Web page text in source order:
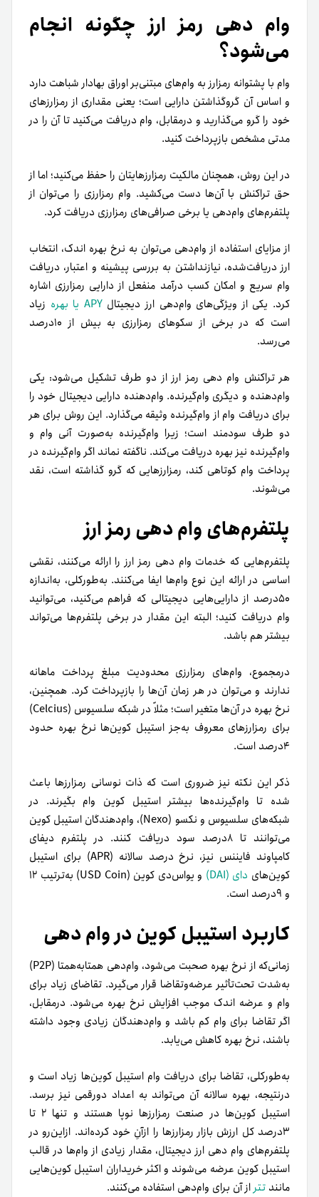
وام دهی رمز ارز چگونه انجام
می‌شود؟
وام با پشتوانه رمزارز به وام‌های مبتنی‌بر اوراق بهادار شباهت دارد
و اساس آن گرو‌گذاشتن دارایی است؛ یعنی مقداری از رمزارزهای
خود را گرو می‌گذارید و در‌مقابل، وام دریافت می‌کنید تا آن را در
مدتی مشخص بازپرداخت کنید.
در این روش، همچنان مالکیت رمزارزهایتان را حفظ می‌کنید؛ اما از
حق تراکنش با آن‌ها دست می‌کشید. وام رمزارزی را می‌توان از
پلتفرم‌های وام‌دهی یا برخی صرافی‌های رمز‌ارزی دریافت کرد.
از مزایای استفاده از وام‌دهی می‌توان به نرخ بهره اندک، انتخاب
ارز دریافت‌شده، نیازنداشتن به بررسی پیشینه و اعتبار، دریافت
وام سریع و امکان کسب درآمد منفعل از دارایی رمزارزی اشاره
کرد. یکی از ویژگی‌های وام‌دهی ارز دیجیتالAPY یا بهره
زیاد
است که در برخی از سکوهای رمزارزی به بیش از ۱۰درصد
می‌رسد.
هر تراکنش وام دهی رمز ارز از دو طرف تشکیل می‌شود: یکی
وام‌دهنده و دیگری وام‌گیرنده. وام‌دهنده دارایی دیجیتال خود را
برای دریافت وام از وام‌گیرنده وثیقه می‌گذارد. این روش برای هر
دو طرف سودمند است؛ زیرا وام‌گیرنده به‌صورت آنی وام و
وام‌گیرنده نیز بهره دریافت می‌کند. ناگفته نماند اگر وام‌گیرنده در
پرداخت وام کوتاهی کند، رمزارزهایی که گرو گذاشته است، نقد
می‌شوند.
پلتفرم‌های وام دهی رمز ارز
پلتفرم‌هایی که خدمات وام دهی رمز ارز را ارائه می‌کنند، نقشی
اساسی در ارائه این نوع وام‌ها ایفا می‌کنند. به‌طورکلی، به‌اندازه
۵۰درصد از دارایی‌هایی دیجیتالی که فراهم می‌کنید، می‌توانید
وام دریافت کنید؛ البته این مقدار در برخی پلتفرم‌ها می‌تواند
بیشتر هم باشد.
درمجموع، وام‌های رمزارزی محدودیت مبلغ پرداخت ماهانه
ندارند و می‌توان در هر زمان آن‌ها را بازپرداخت کرد. همچنین،
نرخ بهره در آن‌ها متغیر است؛ مثلاً در شبکه سلسیوس (Celcius)
برای رمزارزهای معروف به‌جز استیبل کوین‌ها نرخ بهره حدود
۴درصد است.
ذکر این نکته نیز ضروری است که ذات نوسانی رمزارزها باعث
شده تا وام‌گیرنده‌ها بیشتر استیبل کوین وام بگیرند. در
شبکه‌های سلسیوس و نکسو (Nexo)، وام‌دهندگان استیبل کوین
می‌توانند تا ۸درصد سود دریافت کنند. در پلتفرم دیفای
کامپاوند فایننس نیز، نرخ درصد سالانه (APR) برای استیبل
کوین‌های دای (DAI)
و یو‌اس‌دی کوین (USD Coin) به‌ترتیب ۱۲
و ۹درصد است.
کاربرد استیبل کوین در وام دهی
زمانی‌که از نرخ بهره صحبت می‌شود، وام‌دهی همتا‌به‌همتا (P2P)
به‌شدت تحت‌تأثیر عرضه‌و‌تقاضا قرار می‌گیرد. تقاضای زیاد برای
وام و عرضه اندک موجب افزایش نرخ بهره می‌شود. در‌مقابل،
اگر تقاضا برای وام کم باشد و وام‌دهندگان زیادی وجود داشته
باشند، نرخ بهره کاهش می‌یابد.
به‌طور‌کلی، تقاضا برای دریافت وام استیبل کوین‌ها زیاد است و
در‌نتیجه، بهره سالانه آن می‌تواند به اعداد دو‌رقمی نیز برسد.
استیبل کوین‌ها در صنعت رمزارزها نوپا هستند و تنها ۲ تا
۳درصد کل ارزش بازار رمزارزها را ازآنِ خود کرده‌اند. از‌این‌رو در
پلتفرم‌های وام دهی ارز دیجیتال، مقدار زیادی از وام‌ها در قالب
استیبل کوین عرضه می‌شوند و اکثر خریداران استیبل کوین‌هایی
مانند تتراز آن برای وام‌دهی استفاده می‌کنند.